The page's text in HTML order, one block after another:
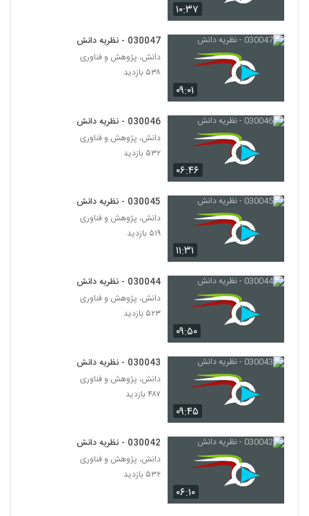
030072 - هویت فردی
030073 - دوگانه ذهن و جسم
۵۶۷ بازدید
030074 - هویت فردی
030075 - هویت فردی
030076 - هویت فردی
۵۱۰ بازدید
030077 - زندگی خوب
030078 - زندگی خوب
030079 - زندگی خوب
030080 - زندگی خوب
۶۴۱ بازدید
۱۰:۳۷
۰۹:۰۱
030047 - نظریه دانش
دانش، پژوهش و فناوری
۵۳۸ بازدید
۰۶:۴۶
030046 - نظریه دانش
دانش، پژوهش و فناوری
۵۳۲ بازدید
۱۱:۳۱
030045 - نظریه دانش
دانش، پژوهش و فناوری
۵۱۹ بازدید
۰۹:۵۰
030044 - نظریه دانش
دانش، پژوهش و فناوری
۵۲۳ بازدید
۰۹:۴۵
030043 - نظریه دانش
دانش، پژوهش و فناوری
۴۸۷ بازدید
۰۶:۱۰
030042 - نظریه دانش
دانش، پژوهش و فناوری
۵۳۲ بازدید